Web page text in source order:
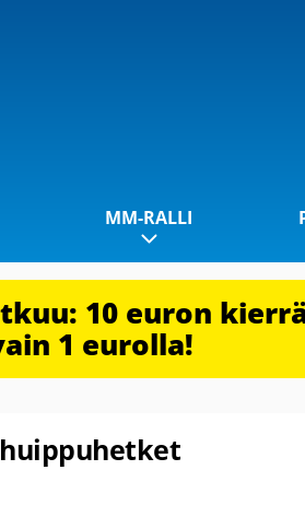
MM-RALLI
10 euron
1 eurolla!
huippuhetket